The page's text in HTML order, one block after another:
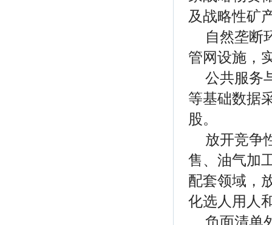
及战略性矿
自然垄断
管网设施，
公共服务
等基础数据
股。
放开竞争
售、油气加
配套领域，
化选人用人
负面清单